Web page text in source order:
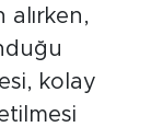
alırken,
kolay